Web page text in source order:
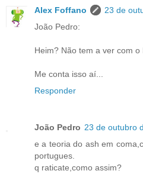
Alex Foffano
23 de
João Pedro:
Heim? Não tem a ver com
Me conta isso aí...
Responder
João Pedro 23 de outubro
e a teoria do ash em
portugues.
q raticate,como assim?